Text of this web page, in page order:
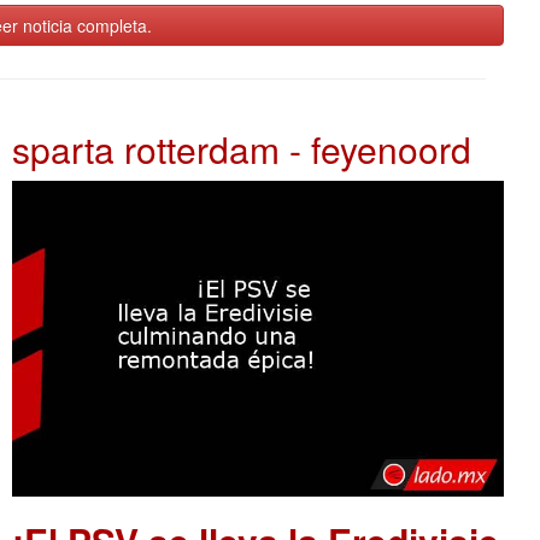
noticia completa.
sparta rotterdam - feyenoord